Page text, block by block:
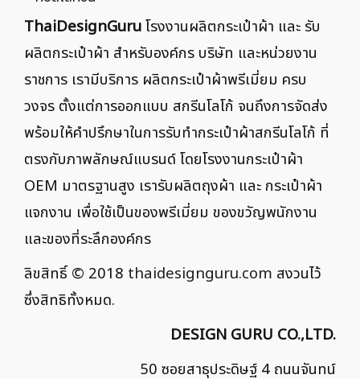
ThaiDesignGuruโรงงานผลิตกระเป๋าผ้า และ รับ
ผลิตกระเป๋าผ้า สำหรับองค์กร บริษัท และหน่วยงาน
ราชการ เรามีบริการ ผลิตกระเป๋าผ้าพรีเมี่ยม ครบ
วงจร ตั้งแต่การออกแบบ สกรีนโลโก้ จนถึงการจัดส่ง
พร้อมให้คำปรึกษาในการรับทำกระเป๋าผ้าสกรีนโลโก้ ที่
ตรงกับภาพลักษณ์แบรนด์ โดยโรงงานกระเป๋าผ้า
OEM มาตรฐานสูง เรารับผลิตถุงผ้า และ กระเป๋าผ้า
แจกงาน เพื่อใช้เป็นของพรีเมี่ยม ของขวัญพนักงาน
และของที่ระลึกองค์กร
ลิขสิทธิ์ © 2018 thaidesignguru.com สงวนไว้
ซึ่งสิทธิทั้งหมด.
DESIGN GURU CO.,LTD.
50 ซอยสาธุประดิษฐ์ 4 ถนนจันทน์